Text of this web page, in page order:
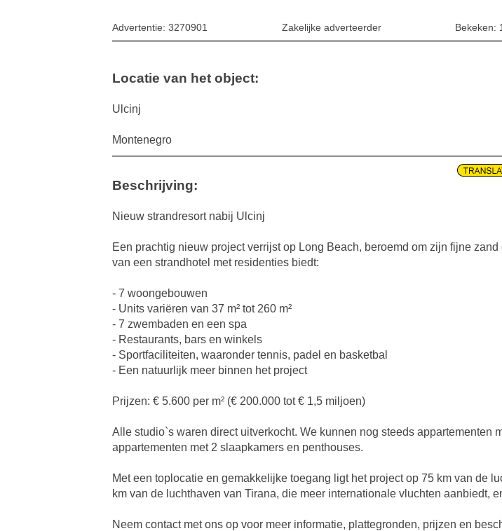
Advertentie: 3270901 Zakelijke adverteerder Bekeken:
Locatie van het object:
Ulcinj
Montenegro
Beschrijving:
Nieuw strandresort nabij Ulcinj
Een prachtig nieuw project verrijst op Long Beach, beroemd om zijn fijne
van een strandhotel met residenties biedt:
- 7 woongebouwen
- Units variëren van 37 m² tot 260 m²
- 7 zwembaden en een spa
- Restaurants, bars en winkels
- Sportfaciliteiten, waaronder tennis, padel en basketbal
- Een natuurlijk meer binnen het project
Prijzen: € 5.600 per m² (€ 200.000 tot € 1,5 miljoen)
Alle studio`s waren direct uitverkocht. We kunnen nog steeds appartementen
appartementen met 2 slaapkamers en penthouses.
Met een toplocatie en gemakkelijke toegang ligt het project op 75 km van de
km van de luchthaven van Tirana, die meer internationale vluchten aanbiedt,
Neem contact met ons op voor meer informatie, plattegronden, prijzen en